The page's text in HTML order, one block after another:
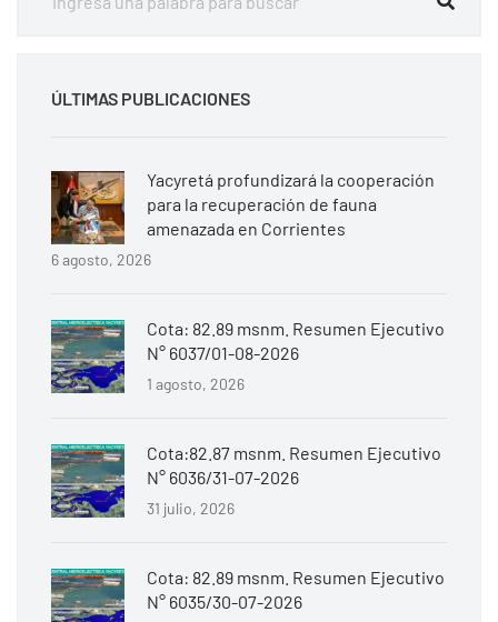
ÚLTIMAS PUBLICACIONES
Yacyretá profundizará la cooperación
para la recuperación de fauna
amenazada en Corrientes
6 agosto, 2026
Cota: 82.89 msnm. Resumen Ejecutivo
N° 6037/01-08-2026
1 agosto, 2026
Cota:82.87 msnm. Resumen Ejecutivo
N° 6036/31-07-2026
31 julio, 2026
Cota: 82.89 msnm. Resumen Ejecutivo
N° 6035/30-07-2026